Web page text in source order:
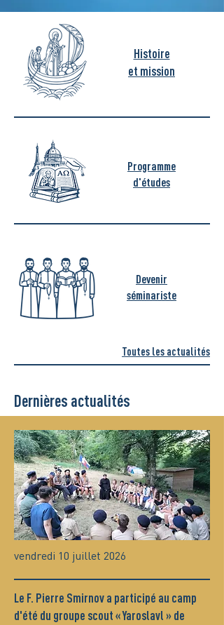
Histoire
et mission
Programme
d'études
Devenir
séminariste
Toutes les actualités
Dernières actualités
vendredi 10 juillet 2026
Le F. Pierre Smirnov a participé au camp
d'été du groupe scout « Yaroslavl » de